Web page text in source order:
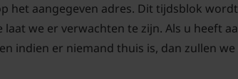
het aangegeven adres. Dit tijdsblok
laat we er verwachten te zijn. Als u heeft
indien er niemand thuis is, dan zullen